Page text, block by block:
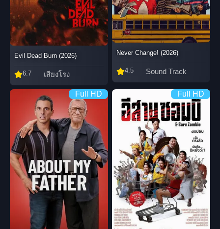
Evil Dead Burn (2026)
6.7 เสียงโรง
Never Change! (2026)
4.5 Sound Track
Full HD Full HD